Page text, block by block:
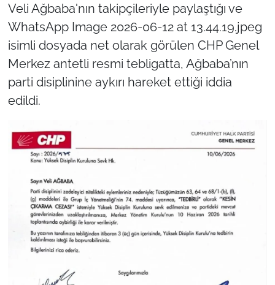
Veli Ağbaba'nın takipçileriyle paylaştığı ve
WhatsApp Image 2026-06-12 at 13.44.19.jpeg
isimli dosyada net olarak görülen CHP Genel
Merkez antetli resmi tebligatta, Ağbaba’nın
parti disiplinine aykırı hareket ettiği iddia
edildi.